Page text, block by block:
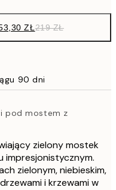
ZŁ219 ZŁ
90 dni
pod mostem z
zielony mostek
impresjonistycznym.
zielonym, niebieskim,
i krzewami w